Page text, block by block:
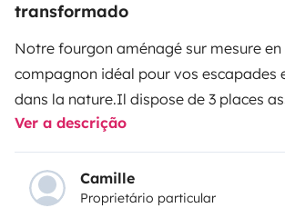
transformado
Notre fourgon aménagé sur mesure en
compagnon idéal pour vos escapades
dans la nature.Il dispose de 3 places
homologuées. L'habitacle de conduite
avec chauffage et climatisation,
bluetooth et espaces de rangement.
d’un couchage double ainsi qu’une
Ver a descrição
Camille
Proprietário particular